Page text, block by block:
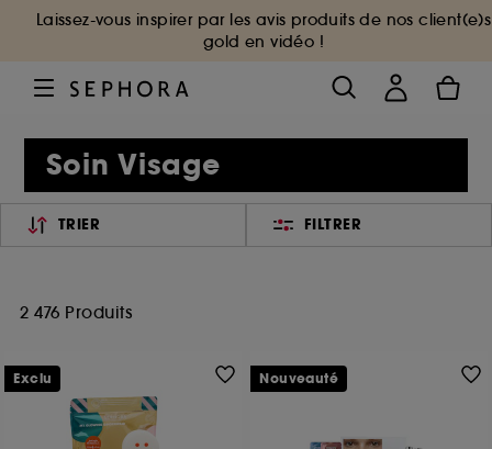
Laissez-vous inspirer par les avis produits de nos client(e)s
gold en vidéo !
Soin Visage
TRIER FILTRER
2 476 Produits
Exclu Nouveauté